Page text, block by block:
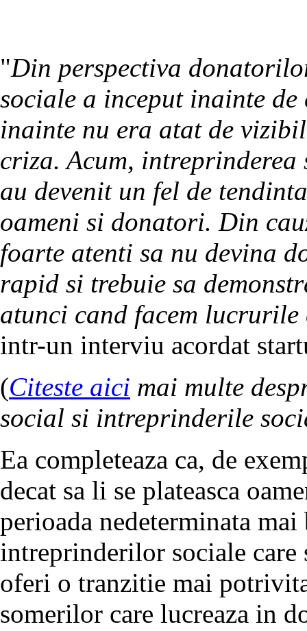
"Din perspectiva
sociale a inceput inainte
inainte nu era atat de
criza. Acum,
au devenit un fel de
oameni si donatori. Din
foarte atenti sa nu devina
rapid si trebuie sa
atunci cand facem lucrurile
intr-un interviu acordat
(Citeste aici mai multe
social si intreprinderile
Ea completeaza ca, de
decat sa li se plateasca
perioada nedeterminata
intreprinderilor sociale
oferi o tranzitie mai
somerilor care lucreaza in